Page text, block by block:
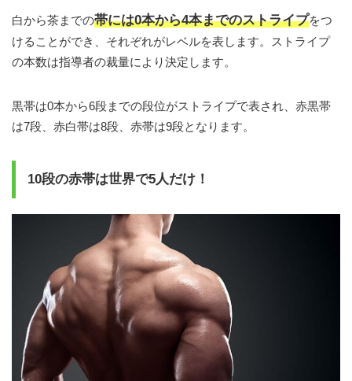
白から茶までの帯には0本から4本までのストライプをつ
けることができ、それぞれがレベルを表します。ストライプ
の本数は指導者の裁量により決定します。
黒帯は0本から6段までの段位がストライプで表され、赤黒帯
は7段、赤白帯は8段、赤帯は9段となります。
10段の赤帯は世界で5人だけ！